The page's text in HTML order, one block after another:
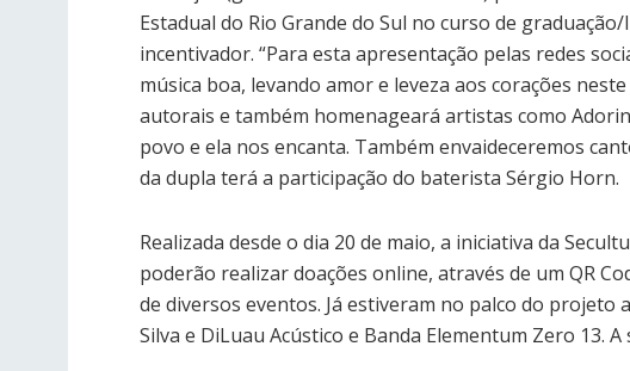
Estadual do Rio Grande do Sul no curso de
incentivador. “Para esta apresentação pelas redes
música boa, levando amor e leveza aos corações
autorais e também homenageará artistas como
povo e ela nos encanta. Também envaideceremos
da dupla terá a participação do baterista Sérgio Horn.
Realizada desde o dia 20 de maio, a iniciativa da
poderão realizar doações online, através de um QR
de diversos eventos. Já estiveram no palco do projeto
Silva e DiLuau Acústico e Banda Elementum Zero 13.